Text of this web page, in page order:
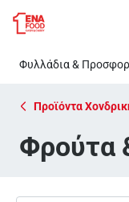
Παράλειψη
Φρούτα
Φυλλάδια &
Προϊόντα
Φρούτα